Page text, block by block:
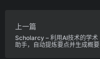
上一篇
Scholarcy – 利用AI技术的学术
助手，自动提炼要点并生成概要